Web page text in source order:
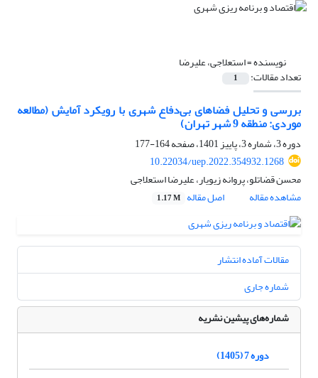
نویسنده =استعلاجی، علیرضا
تعداد مقالات: 1
بررسی و تحلیل فضاهای بی‌دفاع شهری با رویکرد آمایش (مطالعه
موردی: منطقه 9 شهر تهران)
دوره 3، شماره 3، پاییز 1401، صفحه
164-177
10.22034/uep.2022.354932.1268
محسن قضاتلو، پروانه زیویار، علیرضا استعلاجی
مشاهده مقاله
اصل مقاله 1.17 M
مقالات آماده انتشار
شماره جاری
شماره‌های پیشین نشریه
دوره 7 (1405)